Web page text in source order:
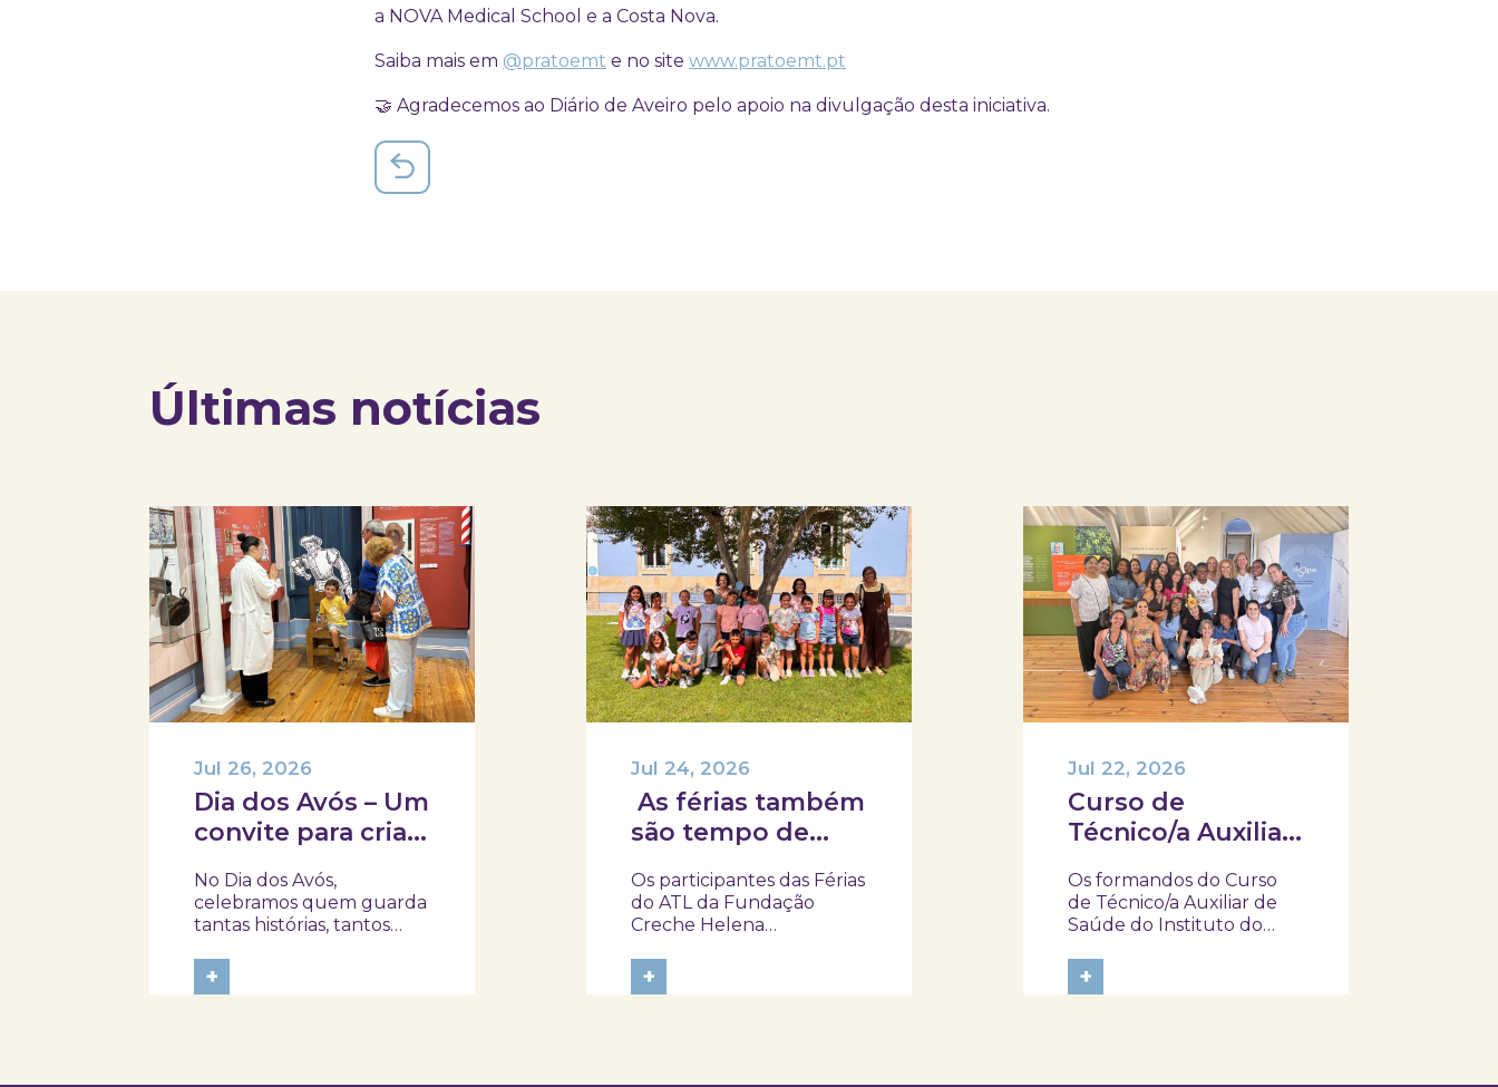
a NOVA Medical School e a Costa Nova.
Saiba mais em @pratoemt e no site www.pratoemt.pt
🤝 Agradecemos ao Diário de Aveiro pelo apoio na divulgação desta iniciativa.
Últimas notícias
Dia dos Avós – Um
convite para criar
família!
Jul 26, 2026
No Dia dos Avós,
celebramos quem guarda
tantas histórias, tantos
ensinamentos. Porque
este ano o dia 26 de julho
avós e netos a viverem
+
As férias também
são tempo de
aprendizagens!
Jul 24, 2026
Os participantes das Férias
do ATL da Fundação
Creche Helena
do 1.º ao 4.º ano, visitaram o
SKOPE – Museu de
medicina e da saúde. Foi
+
Curso de
Técnico/a Auxiliar
visitaram e
participaram na
atividade “Pela
minha rica saúde”
Jul 22, 2026
Os formandos do Curso
de Técnico/a Auxiliar de
Saúde do Instituto do
Profissional
(IEFP) visitaram o SKOPE –
Saúde”. Ao longo da
+